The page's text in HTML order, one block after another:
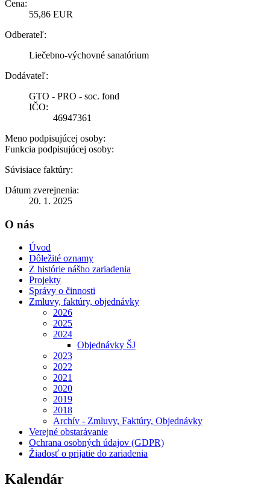
Cena:
55,86 EUR
Odberateľ:
Liečebno-výchovné sanatórium
Dodávateľ:
GTO - PRO - soc. fond
IČO:
46947361
Meno podpisujúcej osoby:
Funkcia podpisujúcej osoby:
Súvisiace faktúry:
Dátum zverejnenia:
20. 1. 2025
O nás
Úvod
Dôležité oznamy
Z histórie nášho zariadenia
Projekty
Správy o činnosti
Zmluvy, faktúry, objednávky
2026
2025
2024
Objednávky ŠJ
2023
2022
2021
2020
2019
2018
Archív - Zmluvy, Faktúry, Objednávky
Verejné obstarávanie
Ochrana osobných údajov (GDPR)
Žiadosť o prijatie do zariadenia
Kalendár